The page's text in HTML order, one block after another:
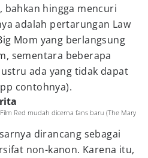
bahkan hingga mencuri
adalah pertarungan Law
Mom yang berlangsung
sementara beberapa
ada yang tidak dapat
contohnya).
Red mudah dicerna fans baru (The Mary
dirancang sebagai
non-kanon. Karena itu,